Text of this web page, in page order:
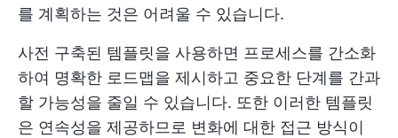
를 계획하는 것은 어려울 수 있습니다.
사전 구축된 템플릿을 사용하면 프로세스를 간소화
하여 명확한 로드맵을 제시하고 중요한 단계를 간과
할 가능성을 줄일 수 있습니다. 또한 이러한 템플릿
은 연속성을 제공하므로 변화에 대한 접근 방식이